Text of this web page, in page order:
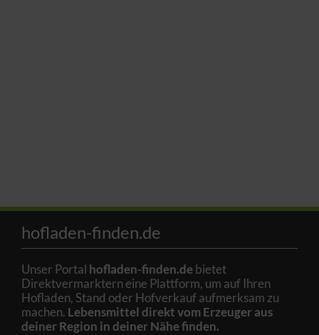
hofladen-finden.de
Unser Portal hofladen-finden.debietet
Direktvermarktern eine Plattform, um auf Ihren
Hofladen, Stand oder Hofverkauf aufmerksam zu
machen. Lebensmittel direkt vom Erzeuger aus
deiner Region in deiner Nähe finden.